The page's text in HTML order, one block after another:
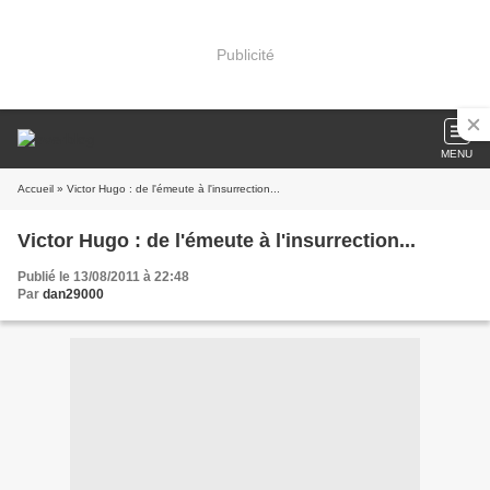
Publicité
MENU
Accueil » Victor Hugo : de l'émeute à l'insurrection...
Victor Hugo : de l'émeute à l'insurrection...
Publié le 13/08/2011 à 22:48
Par dan29000